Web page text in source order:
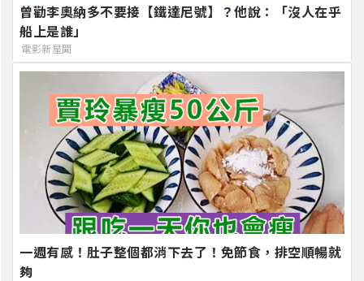
曾勸李奧納多不要接【鐵達尼號】？他說：「沒人在乎
船上是誰」
電影新星聞
一週有感！肚子整個都消下去了！免節食，排空順暢就
夠